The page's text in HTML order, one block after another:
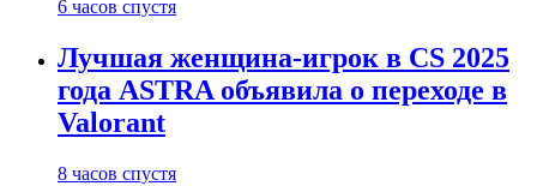
6 часов спустя
Лучшая женщина-игрок в CS 2025
года ASTRA объявила о переходе в
Valorant
8 часов спустя